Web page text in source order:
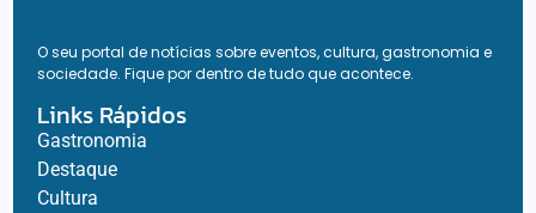
O seu portal de notícias sobre eventos, cultura, gastronomia e
sociedade. Fique por dentro de tudo que acontece.
Links Rápidos
Gastronomia
Destaque
Cultura